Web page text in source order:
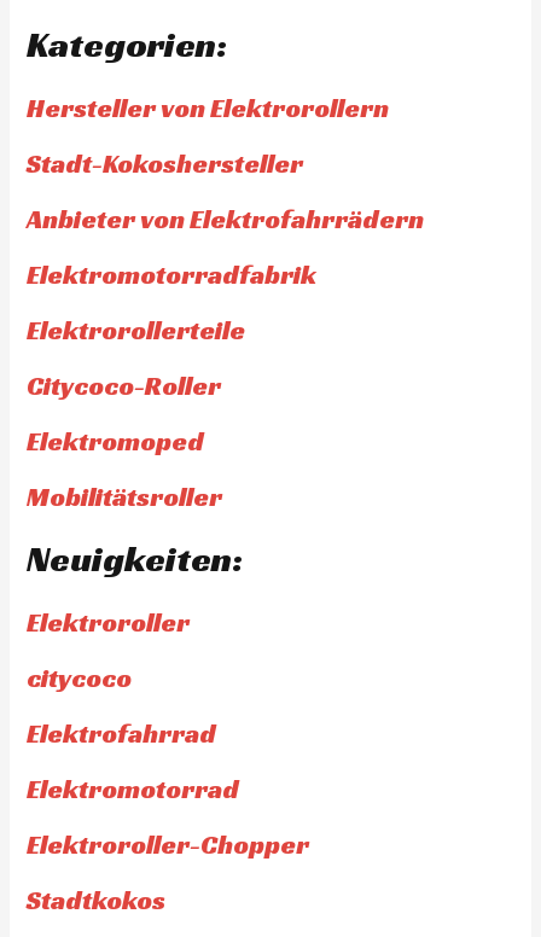
Kategorien:
Hersteller von Elektrorollern
Stadt-Kokoshersteller
Anbieter von Elektrofahrrädern
Elektromotorradfabrik
Elektrorollerteile
Citycoco-Roller
Elektromoped
Mobilitätsroller
Neuigkeiten:
Elektroroller
citycoco
Elektrofahrrad
Elektromotorrad
Elektroroller-Chopper
Stadtkokos